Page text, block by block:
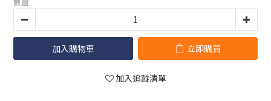
加入購物車 立即購買
加入追蹤清單